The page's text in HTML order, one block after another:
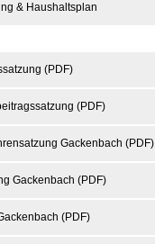
& Haushaltsplan
(PDF)
(PDF)
Gackenbach (PDF)
Gackenbach (PDF)
(PDF)